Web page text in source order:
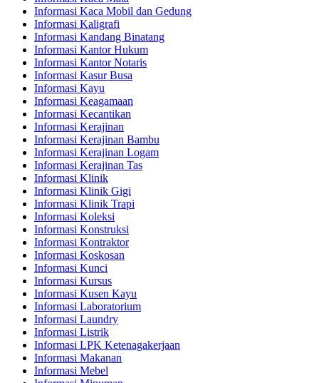
Informasi Kaca Mobil dan Gedung
Informasi Kaligrafi
Informasi Kandang Binatang
Informasi Kantor Hukum
Informasi Kantor Notaris
Informasi Kasur Busa
Informasi Kayu
Informasi Keagamaan
Informasi Kecantikan
Informasi Kerajinan
Informasi Kerajinan Bambu
Informasi Kerajinan Logam
Informasi Kerajinan Tas
Informasi Klinik
Informasi Klinik Gigi
Informasi Klinik Trapi
Informasi Koleksi
Informasi Konstruksi
Informasi Kontraktor
Informasi Koskosan
Informasi Kunci
Informasi Kursus
Informasi Kusen Kayu
Informasi Laboratorium
Informasi Laundry
Informasi Listrik
Informasi LPK Ketenagakerjaan
Informasi Makanan
Informasi Mebel